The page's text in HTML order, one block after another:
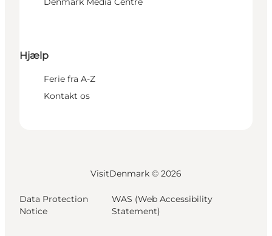
Hjælp
Ferie fra A-Z
Kontakt os
VisitDenmark © 2026
Data Protection
Notice
WAS (Web Accessibility
Statement)